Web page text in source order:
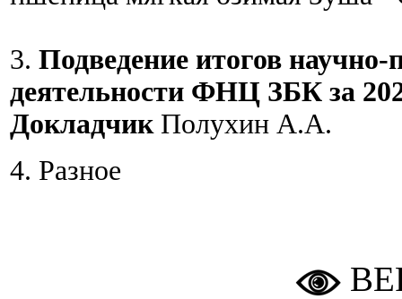
3. Подведение итогов научно-
деятельности ФНЦ ЗБК за
Докладчик Полухин А.А.
4. Разное